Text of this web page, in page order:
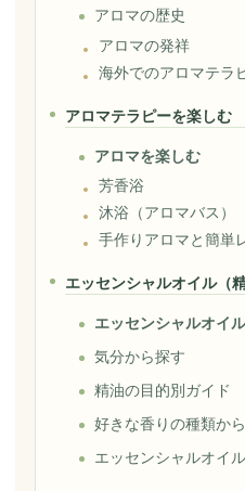
アロマの歴史
アロマの発祥
海外でのアロマテラ
アロマテラピーを楽しむ
アロマを楽しむ
芳香浴
沐浴（アロマバス）
手作りアロマと簡単
エッセンシャルオイル（
エッセンシャルオイ
気分から探す
精油の目的別ガイド
好きな香りの種類か
エッセンシャルオイ